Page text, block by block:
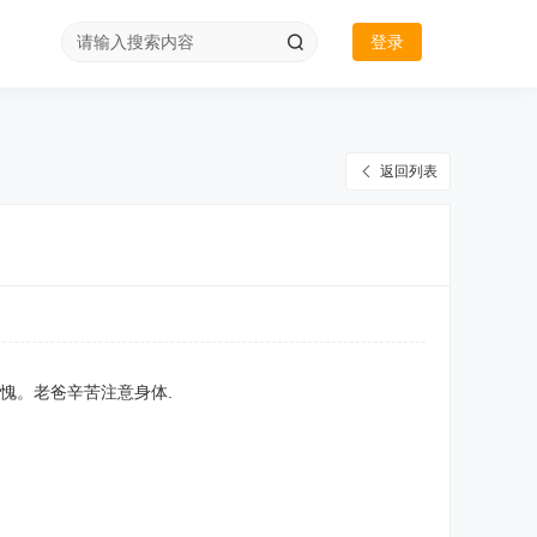
登录
返回列表
。老爸辛苦注意身体.